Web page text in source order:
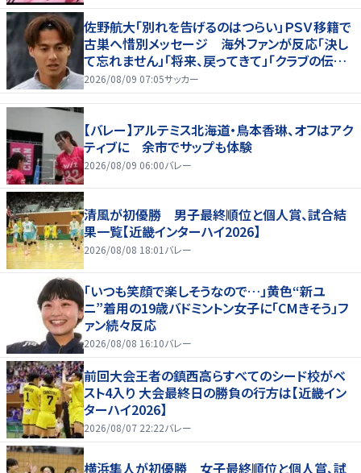
佐野航大「別れを告げるのはつらい」ＰＳＶ移籍で
古巣へ惜別メッセージ 海外ファンが反応「決し
て忘れません」「将来、戻ってきて」「クラブの伝説
です」
2026/08/09 07:05サッカー
【バレー】アルテミス北海道・鳥本香琳、オフはアク
ティブに 余市でサップも体験
2026/08/09 06:00バレー
清風が初優勝 男子最終順位と個人賞、試合結
果一覧【近畿インターハイ2026】
2026/08/08 18:01 バレー
「いつも笑顔で楽しそうなので…」黄色“新ユ
ニ”着用の19歳バドミントン女子に「CMきそう」フ
ァン続々反応
2026/08/08 16:10バレー
前回大会王者の鎮西高らすべてのシード校がベ
スト4入り 大会最終日の勝負の行方は【近畿イン
ターハイ2026】
2026/08/07 22:22バレー
横浜隼人が初優勝 女子最終順位と個人賞、試